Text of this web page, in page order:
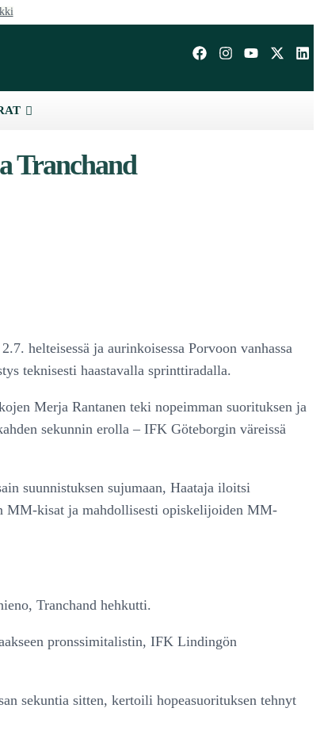
Tranchand
helteisessä ja aurinkoisessa Porvoon vanhassa
teknisesti haastavalla sprinttiradalla.
Merja Rantanen teki nopeimman suorituksen ja
sekunnin erolla – IFK Göteborgin väreissä
suunnistuksen sujumaan, Haataja iloitsi
MM-kisat ja mahdollisesti opiskelijoiden MM-
Tranchand hehkutti.
pronssimitalistin, IFK Lindingön
sekuntia sitten, kertoili hopeasuorituksen tehnyt